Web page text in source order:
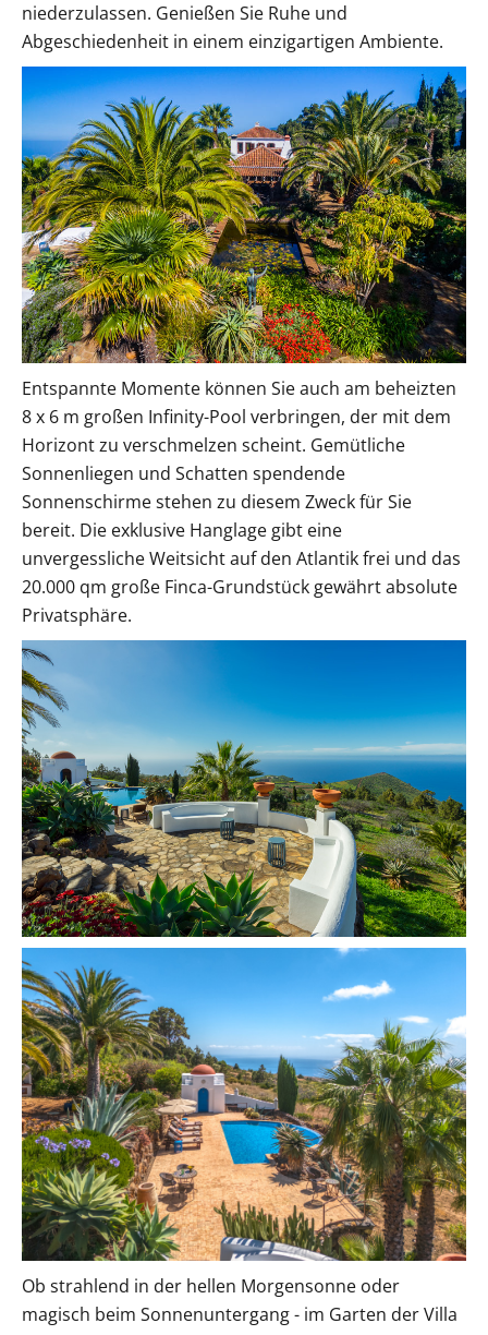
niederzulassen. Genießen Sie Ruhe und
Abgeschiedenheit in einem einzigartigen Ambiente.
Entspannte Momente können Sie auch am beheizten
8 x 6 m großen Infinity-Pool verbringen, der mit dem
Horizont zu verschmelzen scheint. Gemütliche
Sonnenliegen und Schatten spendende
Sonnenschirme stehen zu diesem Zweck für Sie
bereit. Die exklusive Hanglage gibt eine
unvergessliche Weitsicht auf den Atlantik frei und das
20.000 qm große Finca-Grundstück gewährt absolute
Privatsphäre.
Ob strahlend in der hellen Morgensonne oder
magisch beim Sonnenuntergang - im Garten der Villa